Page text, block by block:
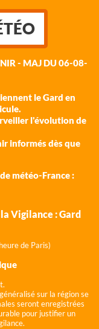
- MAJ DU 06-08-
le Gard en
l'évolution de
informés dès que
météo-France :
Vigilance : Gard
de Paris)
sur la région se
seront enregistrées
pour justifier un